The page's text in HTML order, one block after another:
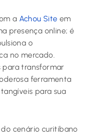
a Achou Site em
presença online; é
o
no mercado.
para transformar
ferramenta
para sua
cenário curitibano